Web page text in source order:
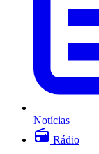
Notícias
Rádio